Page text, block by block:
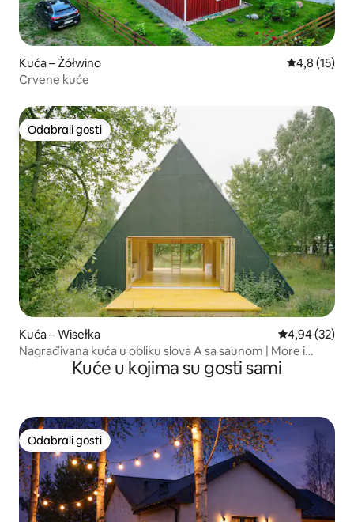
Kuća – Żółwino Prosječna
4,8 (15)
Crvene kuće
Odabrali gosti
Odabrali gosti
Kuća – Wisełka Prosječna
4,94 (32)
Nagrađivana kuća u obliku slova A sa saunom | More i
Kuće u kojima su gosti sami
Odabrali gosti
Odabrali gosti